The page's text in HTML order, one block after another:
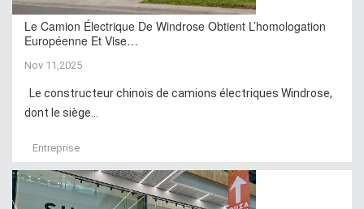
Le Camion Électrique De Windrose Obtient L’homologation
Européenne Et Vise…
Nov 11,2025
Le constructeur chinois de camions électriques Windrose,
dont le siège...
Entreprise